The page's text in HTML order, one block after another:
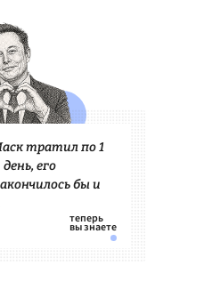
тратил по 1
его
бы и